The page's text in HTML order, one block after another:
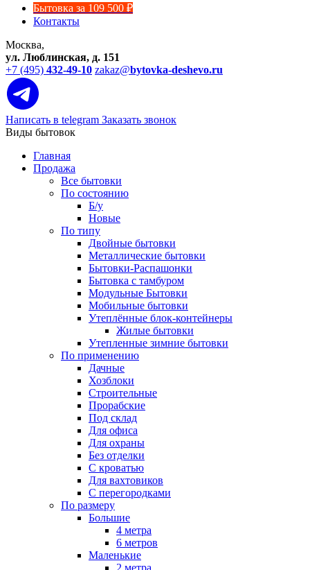
Бытовка за 109 500 ₽
Контакты
Москва,
ул. Люблинская, д. 151
+7 (495) 432-49-10 zakaz@bytovka-deshevo.ru
Написать в telegram Заказать звонок
Виды бытовок
Главная
Продажа
Все бытовки
По состоянию
Б/у
Новые
По типу
Двойные бытовки
Металлические бытовки
Бытовки-Распашонки
Бытовка с тамбуром
Модульные Бытовки
Мобильные бытовки
Утеплённые блок-контейнеры
Жилые бытовки
Утепленные зимние бытовки
По применению
Дачные
Хозблоки
Строительные
Прорабские
Под склад
Для офиса
Для охраны
Без отделки
С кроватью
Для вахтовиков
С перегородками
По размеру
Большие
4 метра
6 метров
Маленькие
2 метра